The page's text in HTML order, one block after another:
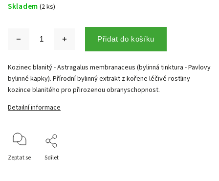
Skladem (2 ks)
Přidat do košíku
Kozinec blanitý - Astragalus membranaceus (bylinná tinktura - Pavlovy
bylinné kapky). Přírodní bylinný extrakt z kořene léčivé rostliny
kozince blanitého pro přirozenou obranyschopnost.
Detailní informace
Zeptat se Sdílet